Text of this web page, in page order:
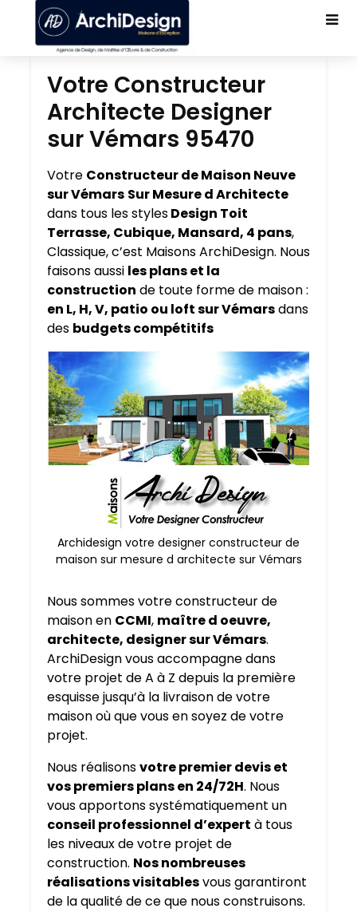
Votre Constructeur
Architecte Designer
sur Vémars 95470
Votre Constructeur de Maison Neuve
sur Vémars Sur Mesure d Architecte
dans tous les stylesDesign Toit
Terrasse, Cubique, Mansard, 4 pans,
Classique, c’est Maisons ArchiDesign. Nous
faisons aussi les plans et la
construction de toute forme de maison :
en L, H, V, patio ou loft sur Vémarsdans
des budgets compétitifs
Archidesign votre designer constructeur de
maison sur mesure d architecte sur Vémars
Nous sommes votre constructeur de
maison en CCMI, maître d oeuvre,
architecte, designer sur Vémars.
ArchiDesign vous accompagne dans
votre projet de A à Z depuis la première
esquisse jusqu’à la livraison de votre
maison où que vous en soyez de votre
projet.
Nous réalisonsvotre premier devis et
vos premiers plans en 24/72H. Nous
vous apportons systématiquement un
conseil professionnel d’expert à tous
les niveaux de votre projet de
construction. Nos nombreuses
réalisations visitablesvous garantiront
de la qualité de ce que nous construisons.